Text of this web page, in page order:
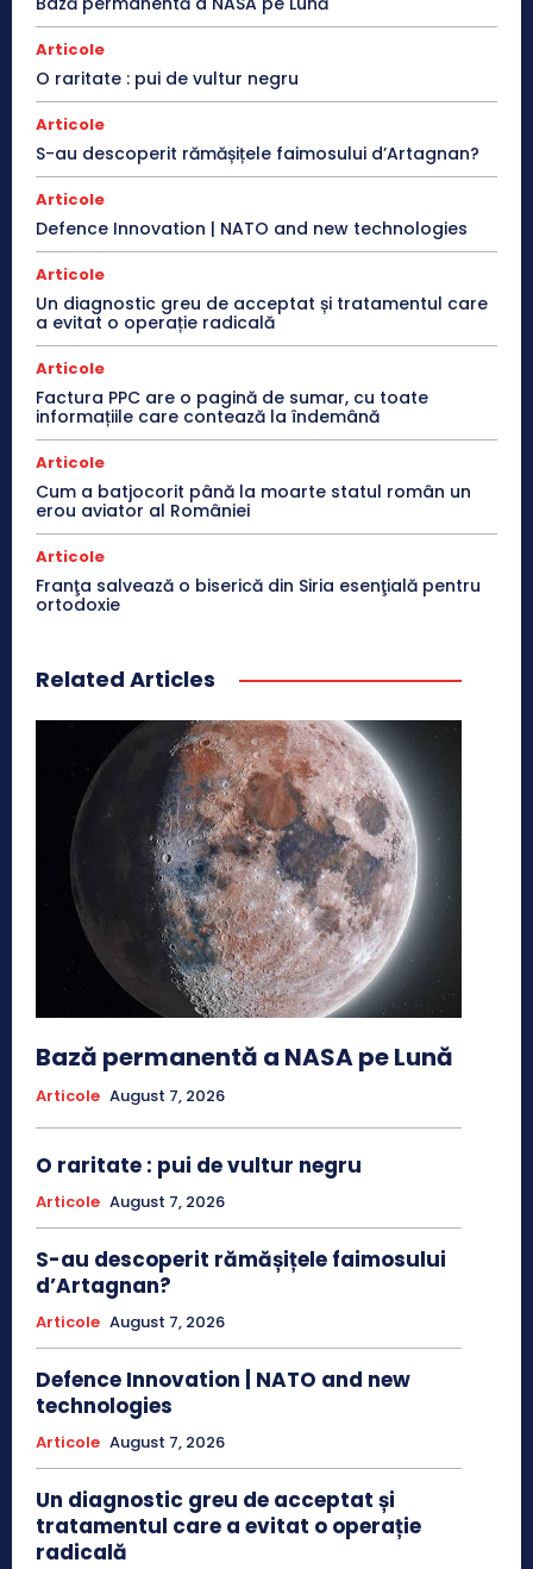
Articole
O raritate : pui de vultur negru
Articole
S-au descoperit rămășițele faimosului d’Artagnan?
Articole
Defence Innovation | NATO and new technologies
Articole
Un diagnostic greu de acceptat și tratamentul care
a evitat o operație radicală
Articole
Factura PPC are o pagină de sumar, cu toate
informațiile care contează la îndemână
Articole
Cum a batjocorit până la moarte statul român un
erou aviator al României
Articole
Franţa salvează o biserică din Siria esenţială pentru
ortodoxie
Related Articles
Bază permanentă a NASA pe Lună
Articole August 7, 2026
O raritate : pui de vultur negru
Articole August 7, 2026
S-au descoperit rămășițele faimosului
d’Artagnan?
Articole August 7, 2026
Defence Innovation | NATO and new
technologies
Articole August 7, 2026
Un diagnostic greu de acceptat și
tratamentul care a evitat o operație
radicală